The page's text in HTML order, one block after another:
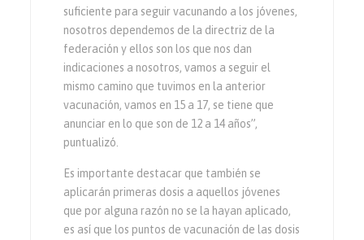
suficiente para seguir vacunando a los jóvenes,
nosotros dependemos de la directriz de la
federación y ellos son los que nos dan
indicaciones a nosotros, vamos a seguir el
mismo camino que tuvimos en la anterior
vacunación, vamos en 15 a 17, se tiene que
anunciar en lo que son de 12 a 14 años”,
puntualizó.
Es importante destacar que también se
aplicarán primeras dosis a aquellos jóvenes
que por alguna razón no se la hayan aplicado,
es así que los puntos de vacunación de las dosis